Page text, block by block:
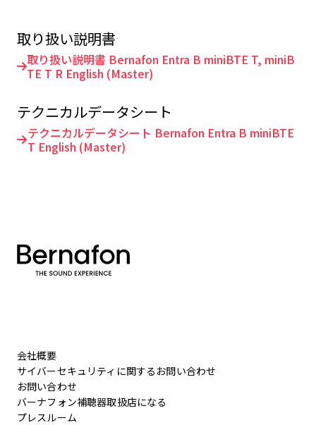
取り扱い説明書
取り扱い説明書 Bernafon Entra B miniBTE T, miniB
TE T R English (Master)
テクニカルデータシート
テクニカルデータシート Bernafon Entra B miniBTE
T English (Master)
会社概要
サイバーセキュリティに関するお問い合わせ
お問い合わせ
バーナフォン補聴器取扱店になる
プレスルーム